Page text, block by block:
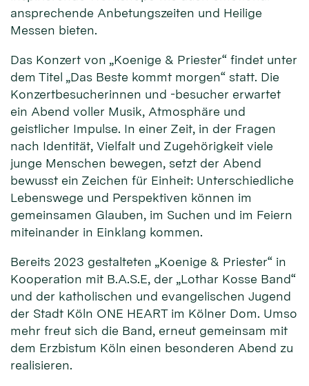
ansprechende Anbetungszeiten und Heilige
Messen bieten.
Das Konzert von „Koenige & Priester“ findet unter
dem Titel „Das Beste kommt morgen“ statt. Die
Konzertbesucherinnen und -besucher erwartet
ein Abend voller Musik, Atmosphäre und
geistlicher Impulse. In einer Zeit, in der Fragen
nach Identität, Vielfalt und Zugehörigkeit viele
junge Menschen bewegen, setzt der Abend
bewusst ein Zeichen für Einheit: Unterschiedliche
Lebenswege und Perspektiven können im
gemeinsamen Glauben, im Suchen und im Feiern
miteinander in Einklang kommen.
Bereits 2023 gestalteten „Koenige & Priester“ in
Kooperation mit B.A.S.E, der „Lothar Kosse Band“
und der katholischen und evangelischen Jugend
der Stadt Köln ONE HEART im Kölner Dom. Umso
mehr freut sich die Band, erneut gemeinsam mit
dem Erzbistum Köln einen besonderen Abend zu
realisieren.